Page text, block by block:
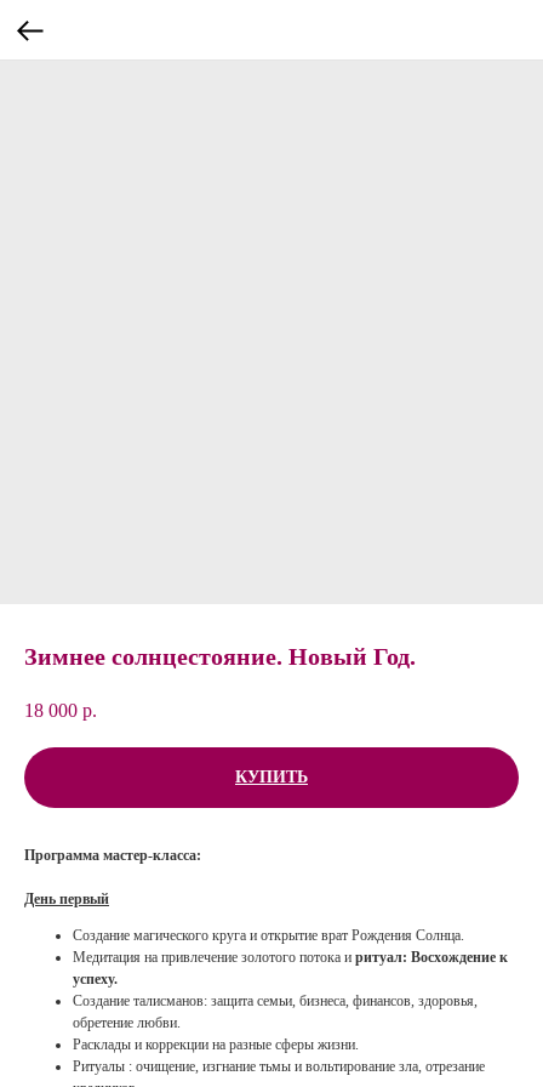
Зимнее солнцестояние. Новый Год.
18 000 р.
КУПИТЬ
Программа мастер-класса:
День первый
Создание магического круга и открытие врат Рождения Солнца.
Медитация на привлечение золотого потока и ритуал: Восхождение к
успеху.
Создание талисманов: защита семьи, бизнеса, финансов, здоровья,
обретение любви.
Расклады и коррекции на разные сферы жизни.
Ритуалы : очищение, изгнание тьмы и вольтирование зла, отрезание